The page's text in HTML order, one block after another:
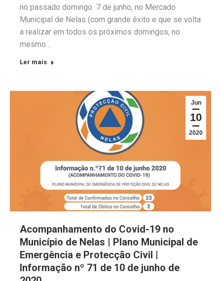
no passado domingo 7 de junho, no Mercado
Municipal de Nelas (com grande êxito e que se volta
a realizar em todos os próximos domingos, no
mesmo…
Ler mais
Jun
10
2020
Acompanhamento do Covid-19 no
Município de Nelas | Plano Municipal de
Emergência e Protecção Civil |
Informação nº 71 de 10 de junho de